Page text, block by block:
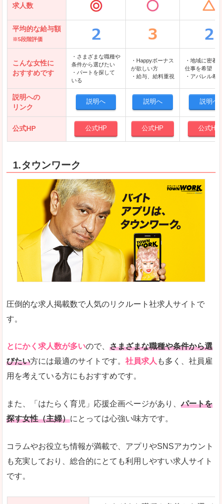
テンプスタッフ
アパレル転職なび
求人数
平均的な給与額
※5段階評価
こんな女性に
おすすめです
・さまざまな職種や
条件から選びたい
・パートを探して
いる
・Happyボーナス
が欲しい方
・給与、給料重視
・地域に密着
仕事を希望
・アパレル希
説明への
リンク
説明へ 説明へ 説明へ
公式HP 公式HP 公式HP 公式HP
1.タウンワーク
圧倒的な求人掲載数で人気のリクルート社求人サイトで
す。
とにかく求人数が多いので、 さまざまな職種や条件から選
びたい方には最適のサイトです。 社員求人 も多く、社員雇
用を考えている方にもおすすめです。
また、「はたらく育児」応援企画ページがあり、パートを
探す女性（主婦）にとっては心強い味方です。
コラムやお役立ち情報が満載で、アプリやSNSアカウント
も充実しており、総合的にとても利用しやすい求人サイト
です。